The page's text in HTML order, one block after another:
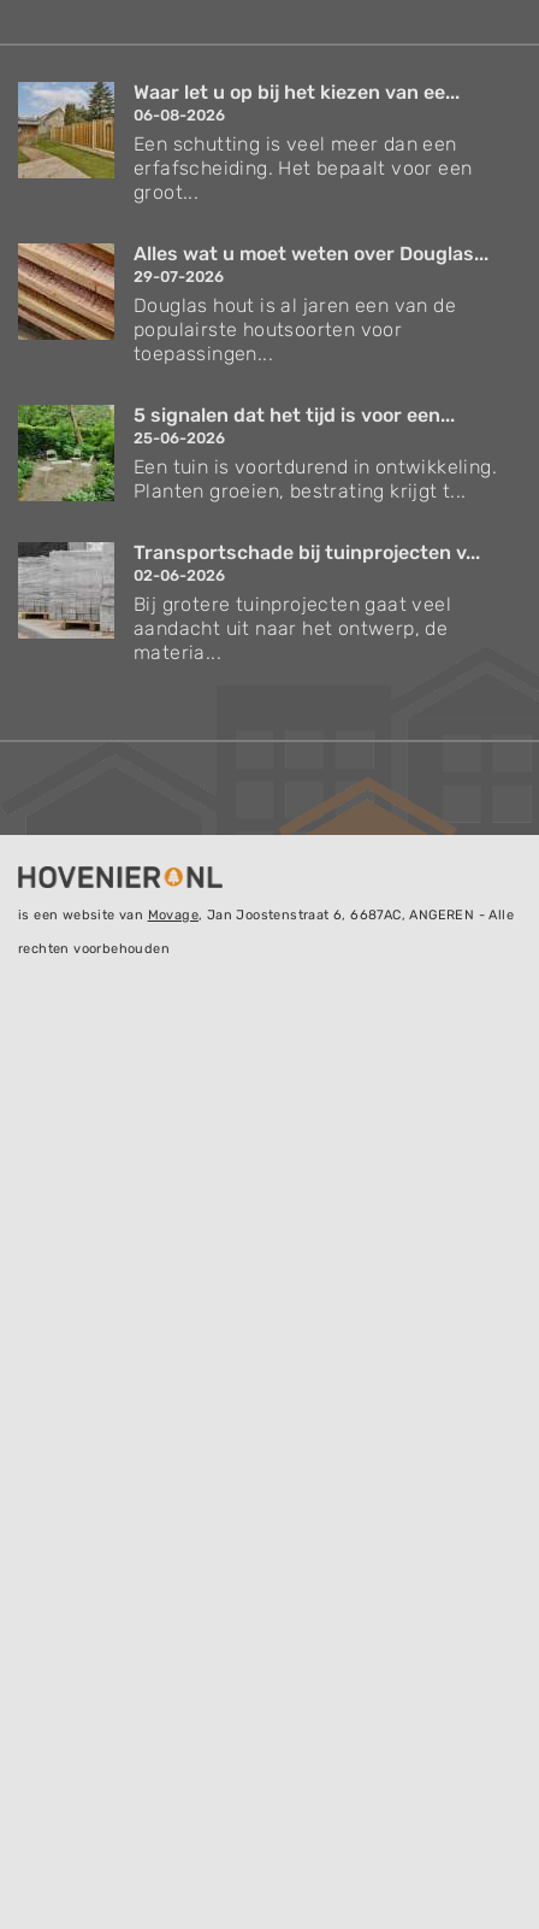
Waar let u op bij het kiezen van ee...
06-08-2026
Een schutting is veel meer dan een
erfafscheiding. Het bepaalt voor een
groot...
Alles wat u moet weten over Douglas...
29-07-2026
Douglas hout is al jaren een van de
populairste houtsoorten voor
toepassingen...
5 signalen dat het tijd is voor een...
25-06-2026
Een tuin is voortdurend in ontwikkeling.
Planten groeien, bestrating krijgt t...
Transportschade bij tuinprojecten v...
02-06-2026
Bij grotere tuinprojecten gaat veel
aandacht uit naar het ontwerp, de
materia...
is een website van Movage, Jan Joostenstraat 6, 6687AC, ANGEREN - Alle
rechten voorbehouden